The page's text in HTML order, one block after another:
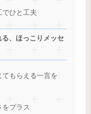
でひと工夫
、ほっこりメッセ
てもらえる一言を
をプラス